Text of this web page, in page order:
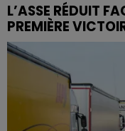
L’ASSE RÉDUIT
PREMIÈRE